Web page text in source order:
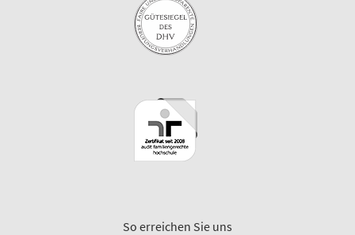
So erreichen Sie uns